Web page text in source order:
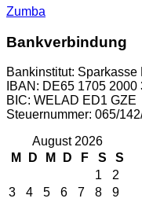
Zumba
Bankverbindung
Bankinstitut: Sparkasse
IBAN: DE65 1705
BIC: WELAD ED1 GZE
Steuernummer: 065/
August 2026
M
D M D F S
S
1
2
3
4 5 6 7 8
9